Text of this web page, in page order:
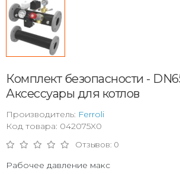
Комплект безопасности -
Аксессуары для котлов
Производитель: Ferroli
Код товара: 042075X0
Отзывов: 0
Рабочее давление макс